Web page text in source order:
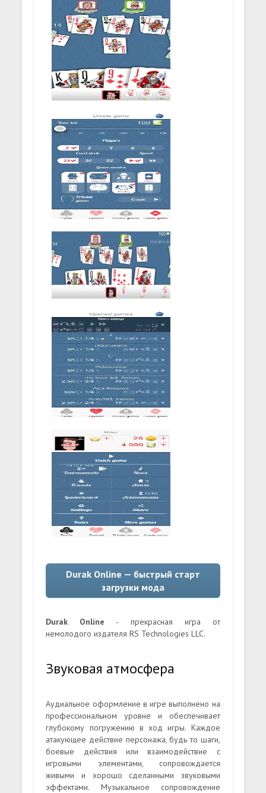
Durak Online — быстрый старт
загрузки мода
Durak Online - прекрасная игра от
немолодого издателя RS Technologies LLC.
Звуковая атмосфера
Аудиальное оформление в игре выполнено на
профессиональном уровне и обеспечивает
глубокому погружению в ход игры. Каждое
атакующее действие персонажа, будь то шаги,
боевые действия или взаимодействие с
игровыми элементами, сопровождается
живыми и хорошо сделанными звуковыми
эффектами. Музыкальное сопровождение